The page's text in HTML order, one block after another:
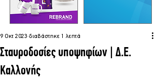
Σταυροδοσίες υποψηφίων | Δ.Ε.
Καλλονής
9 Οκτ 2023 διαβάστηκε 1 λεπτά